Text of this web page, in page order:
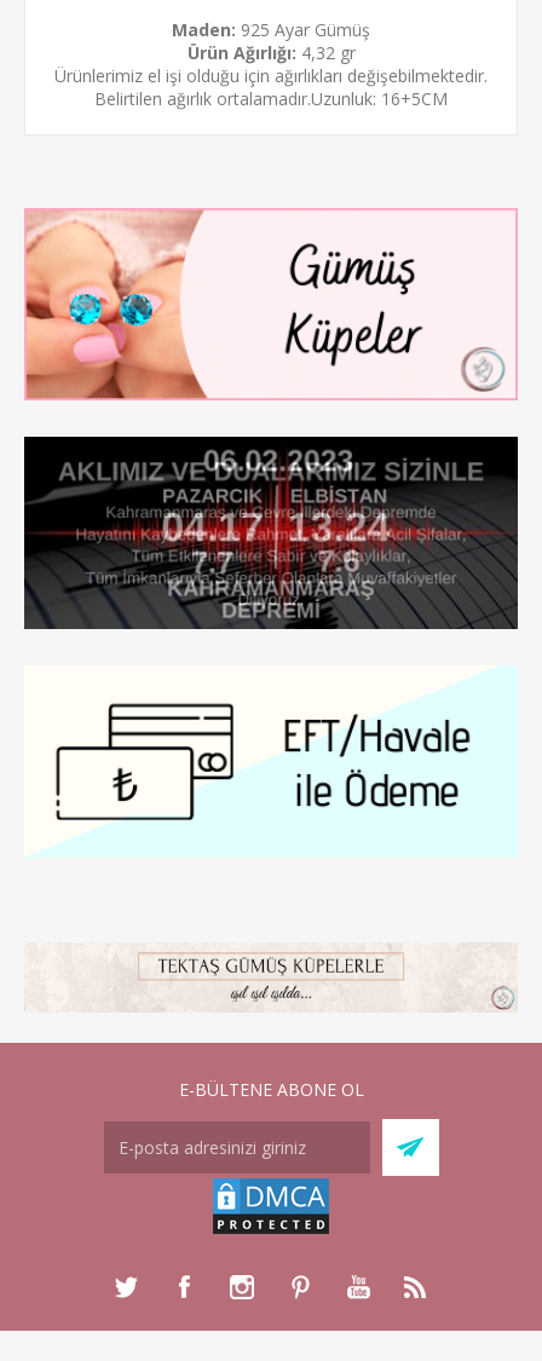
Maden: 925 Ayar Gümüş
Ürün Ağırlığı: 4,32 gr
Ürünlerimiz el işi olduğu için ağırlıkları değişebilmektedir.
Belirtilen ağırlık ortalamadır.Uzunluk: 16+5CM
E-BÜLTENE ABONE OL